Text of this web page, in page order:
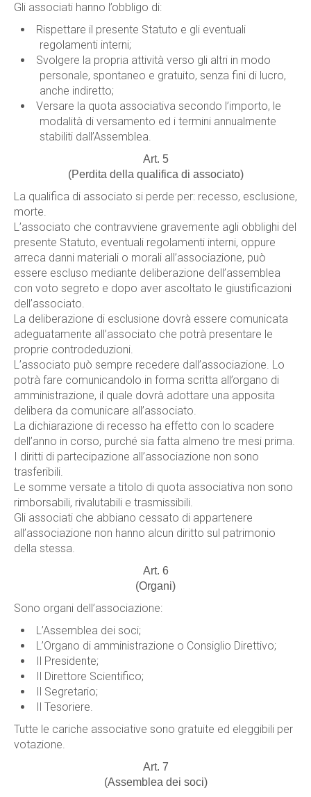
Gli associati hanno l’obbligo di:
Rispettare il presente Statuto e gli eventuali
regolamenti interni;
Svolgere la propria attività verso gli altri in modo
personale, spontaneo e gratuito, senza fini di lucro,
anche indiretto;
Versare la quota associativa secondo l’importo, le
modalità di versamento ed i termini annualmente
stabiliti dall’Assemblea.
Art. 5
(Perdita della qualifica di associato)
La qualifica di associato si perde per: recesso, esclusione,
morte.
L’associato che contravviene gravemente agli obblighi del
presente Statuto, eventuali regolamenti interni, oppure
arreca danni materiali o morali all’associazione, può
essere escluso mediante deliberazione dell’assemblea
con voto segreto e dopo aver ascoltato le giustificazioni
dell’associato.
La deliberazione di esclusione dovrà essere comunicata
adeguatamente all’associato che potrà presentare le
proprie controdeduzioni.
L’associato può sempre recedere dall’associazione. Lo
potrà fare comunicandolo in forma scritta all’organo di
amministrazione, il quale dovrà adottare una apposita
delibera da comunicare all’associato.
La dichiarazione di recesso ha effetto con lo scadere
dell’anno in corso, purché sia fatta almeno tre mesi prima.
I diritti di partecipazione all’associazione non sono
trasferibili.
Le somme versate a titolo di quota associativa non sono
rimborsabili, rivalutabili e trasmissibili.
Gli associati che abbiano cessato di appartenere
all’associazione non hanno alcun diritto sul patrimonio
della stessa.
Art. 6
(Organi)
Sono organi dell’associazione:
L’Assemblea dei soci;
L’Organo di amministrazione o Consiglio Direttivo;
Il Presidente;
Il Direttore Scientifico;
Il Segretario;
Il Tesoriere.
Tutte le cariche associative sono gratuite ed eleggibili per
votazione.
Art. 7
(Assemblea dei soci)